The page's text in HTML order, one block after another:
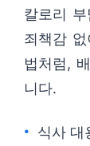
칼로리
죄책감
법처럼,
니다.
식사 대